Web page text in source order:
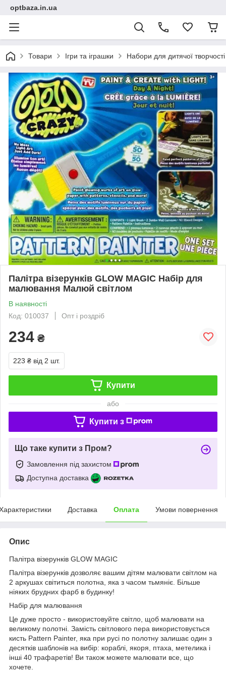
optbaza.in.ua
Товари Ігри та іграшки Набори для дитячої творчості
Палітра візерунків GLOW MAGIC Набір для
малювання Малюй світлом
В наявності
Код: 010037
Опт і роздріб
234 ₴
223 ₴ від 2 шт.
Купити
або
Купити з
Що таке купити з Пром?
Замовлення під захистом
Доступна доставка
Доставка Оплата Умови повернення
Опис
Палітра візерунків GLOW MAGIC
Палітра візерунків дозволяє вашим дітям малювати світлом на
2 аркушах світиться полотна, яка з часом тьмяніє. Більше
ніяких брудних фарб в будинку!
Набір для малювання
Це дуже просто - використовуйте світло, щоб малювати на
великому полотні. Замість світлового пера використовується
кисть Pattern Painter, яка при русі по полотну залишає один з
десятків шаблонів на вибір: кораблі, якоря, птаха, метелика і
інші 40 трафаретів! Ви також можете малювати все, що
хочете.